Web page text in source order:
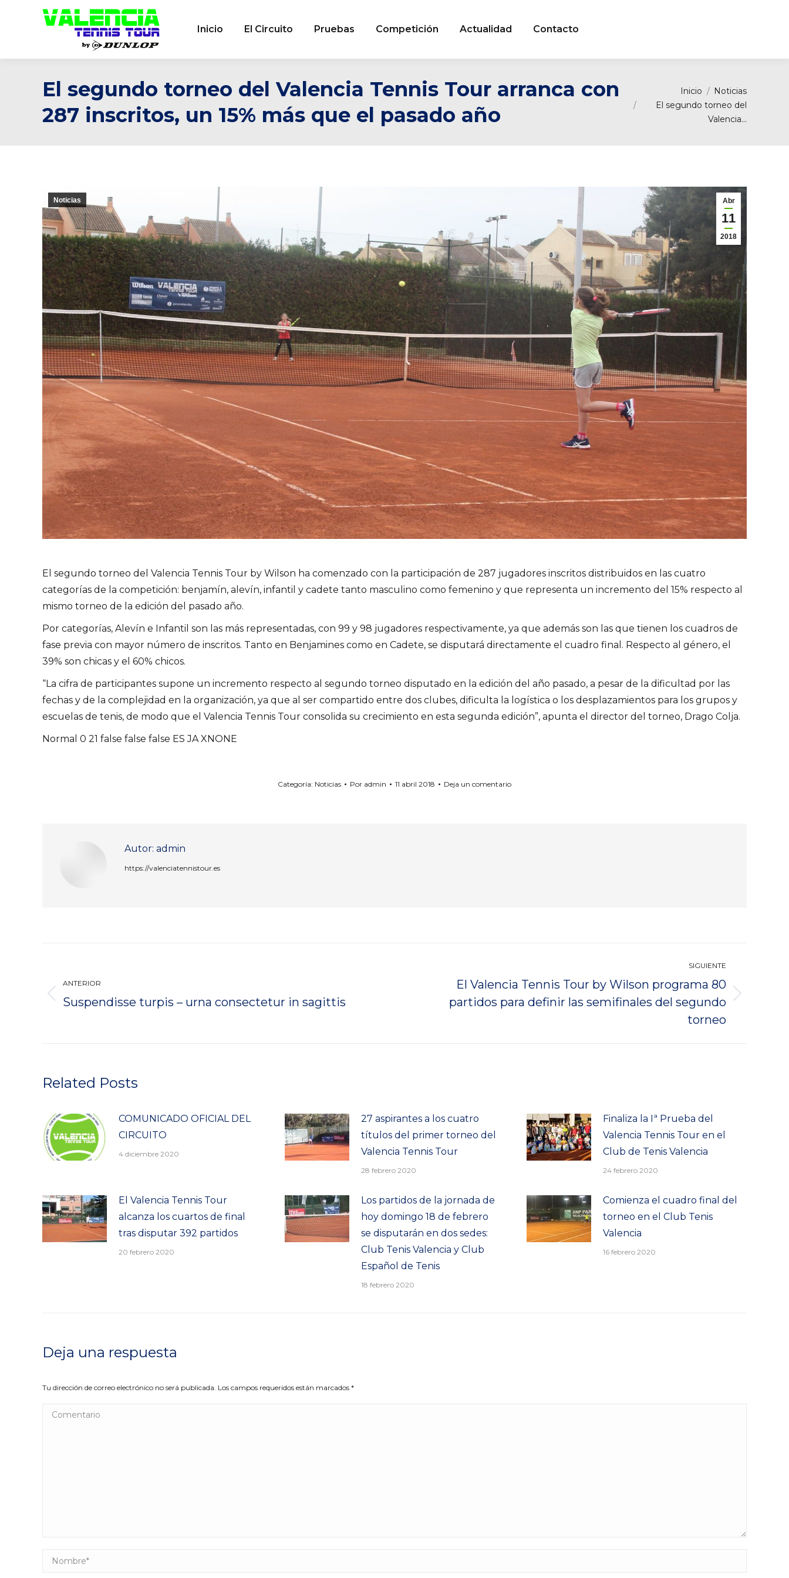
Inicio El Circuito Pruebas Competición Actualidad Contacto
El segundo torneo del Valencia Tennis Tour arranca con
287 inscritos, un 15% más que el pasado año
Inicio
Noticias
El segundo torneo del
Valencia…
Abr
11
2018
Noticias
El segundo torneo del Valencia Tennis Tour by Wilson ha comenzado con la participación de 287 jugadores inscritos distribuidos en las cuatro
categorías de la competición: benjamín, alevín, infantil y cadete tanto masculino como femenino y que representa un incremento del 15% respecto al
mismo torneo de la edición del pasado año.
Por categorías, Alevín e Infantil son las más representadas, con 99 y 98 jugadores respectivamente, ya que además son las que tienen los cuadros de
fase previa con mayor número de inscritos. Tanto en Benjamines como en Cadete, se disputará directamente el cuadro final. Respecto al género, el
39% son chicas y el 60% chicos.
“La cifra de participantes supone un incremento respecto al segundo torneo disputado en la edición del año pasado, a pesar de la dificultad por las
fechas y de la complejidad en la organización, ya que al ser compartido entre dos clubes, dificulta la logística o los desplazamientos para los grupos y
escuelas de tenis, de modo que el Valencia Tennis Tour consolida su crecimiento en esta segunda edición”, apunta el director del torneo, Drago Colja.
Normal 0 21 false false false ES JA XNONE
Categoría: Noticias Por admin 11 abril 2018 Deja un comentario
Autor: admin
https://valenciatennistour.es
entre
publicaciones
ANTERIOR
Publicación
Suspendisse turpis – urna consectetur in sagittis
SIGUIENTE
Publicación
El Valencia Tennis Tour by Wilson programa 80
partidos para definir las semifinales del segundo
torneo
Related Posts
COMUNICADO OFICIAL DEL
CIRCUITO
4 diciembre 2020
27 aspirantes a los cuatro
títulos del primer torneo del
Valencia Tennis Tour
28 febrero 2020
Finaliza la Iª Prueba del
Valencia Tennis Tour en el
Club de Tenis Valencia
24 febrero 2020
El Valencia Tennis Tour
alcanza los cuartos de final
tras disputar 392 partidos
20 febrero 2020
Los partidos de la jornada de
hoy domingo 18 de febrero
se disputarán en dos sedes:
Club Tenis Valencia y Club
Español de Tenis
18 febrero 2020
Comienza el cuadro final del
torneo en el Club Tenis
Valencia
16 febrero 2020
Deja una respuesta
Tu dirección de correo electrónico no será publicada. Los campos requeridos están marcados *
Comentario
Nombre *